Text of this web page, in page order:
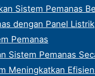
Sistem Pemanas
dengan Panel Listrik
Pemanas
Sistem Pemanas
Meningkatkan